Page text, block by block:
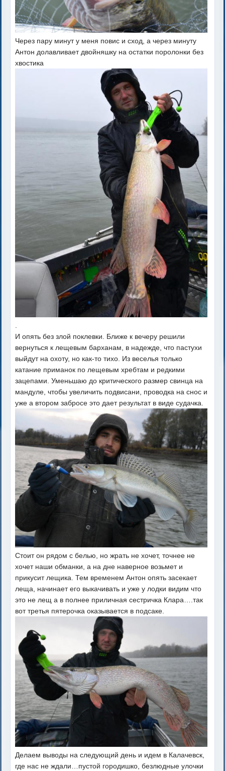
Через пару минут у меня повис и сход, а через минуту
Антон долавливает двойняшку на остатки поролонки без
хвостика
.
И опять без злой поклевки. Ближе к вечеру решили
вернуться к лещевым барханам, в надежде, что пастухи
выйдут на охоту, но как-то тихо. Из веселья только
катание приманок по лещевым хребтам и редкими
зацепами. Уменьшаю до критического размер свинца на
мандуле, чтобы увеличить подвисани, проводка на снос и
уже а втором забросе это дает результат в виде судачка.
Стоит он рядом с белью, но жрать не хочет, точнее не
хочет наши обманки, а на дне наверное возьмет и
прикусит лещика. Тем временем Антон опять засекает
леща, начинает его выкачивать и уже у лодки видим что
это не лещ а в полнее приличная сестричка Клара….так
вот третья пятерочка оказывается в подсаке.
Делаем выводы на следующий день и идем в Калачевск,
где нас не ждали…пустой городишко, безлюдные улочки